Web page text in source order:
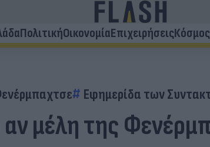
ΠολιτικήΟικονομίαΕπιχειρήσειςΚόσμος
Εφημερίδα των
μέλη της